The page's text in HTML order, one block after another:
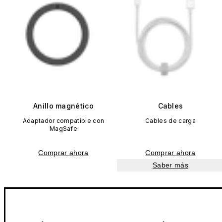
Anillo magnético
Adaptador compatible con
MagSafe
Comprar ahora
Cables
Cables de carga
Comprar ahora
Saber más